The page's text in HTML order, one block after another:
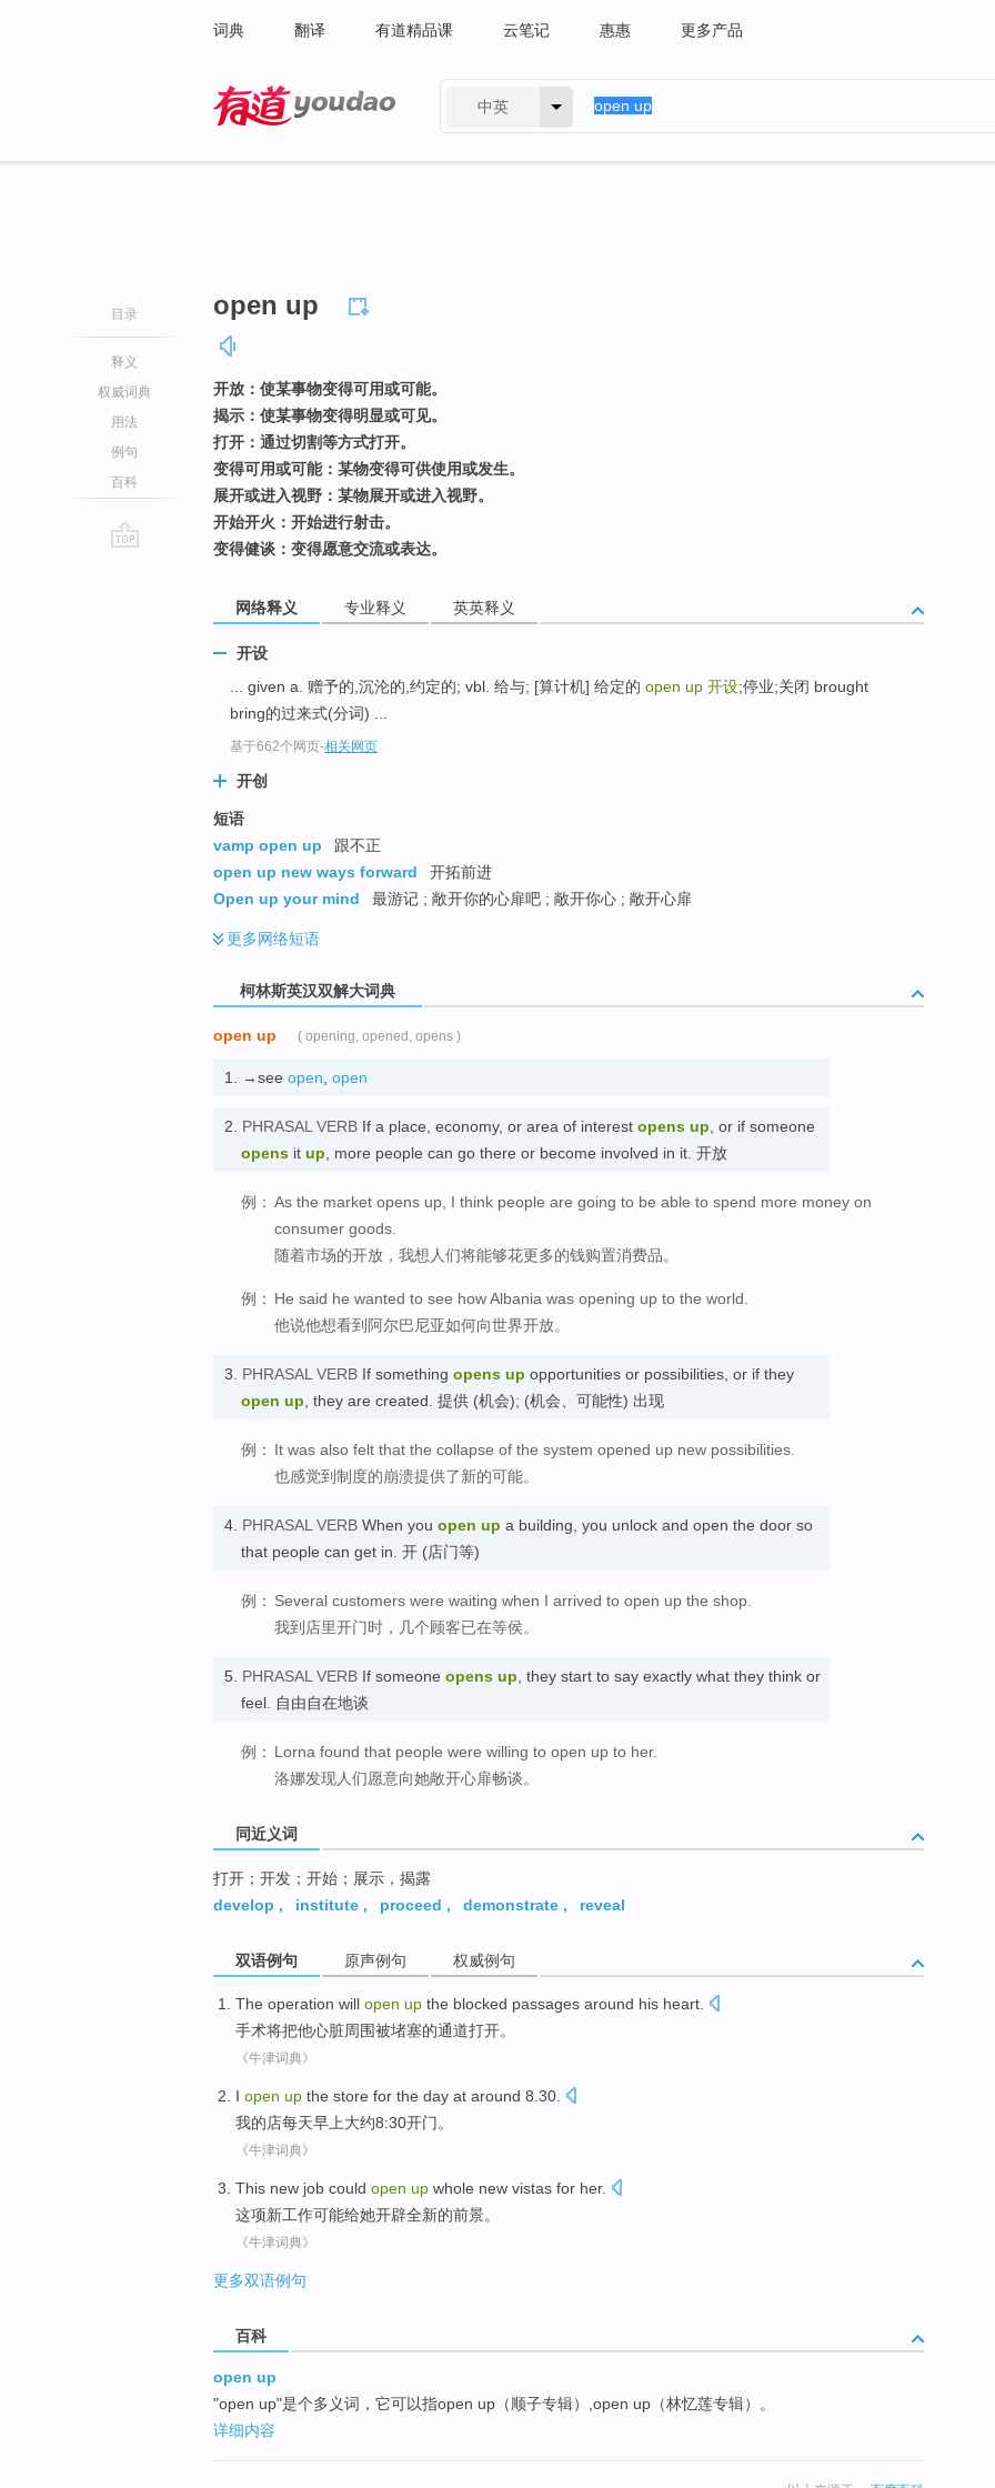
词典 翻译 有道精品课 云笔记 惠惠 更多产品
中英
目录
释义
权威词典
用法
例句
百科
open up
开放：使某事物变得可用或可能。
揭示：使某事物变得明显或可见。
打开：通过切割等方式打开。
变得可用或可能：某物变得可供使用或发生。
展开或进入视野：某物展开或进入视野。
开始开火：开始进行射击。
变得健谈：变得愿意交流或表达。
网络释义 专业释义 英英释义
开设
... given a. 赠予的,沉沦的,约定的; vbl. 给与; [算计机] 给定的 open up 开设;停业;关闭 brought
bring的过来式(分词) ...
基于662个网页-相关网页
开创
短语
vamp open up
跟不正
open up new ways forward
开拓前进
Open up your mind
最游记 ; 敞开你的心扉吧 ; 敞开你心 ; 敞开心扉
更多网络短语
柯林斯英汉双解大词典
open up ( opening, opened, opens )
1. →see open open
2. PHRASAL VERB If a place, economy, or area of interest opens up , or if someone
opens it up , more people can go there or become involved in it. 开放
例： As the market opens up, I think people are going to be able to spend more money on
consumer goods.
随着市场的开放，我想人们将能够花更多的钱购置消费品。
例： He said he wanted to see how Albania was opening up to the world.
他说他想看到阿尔巴尼亚如何向世界开放。
3. PHRASAL VERB If something opens up opportunities or possibilities, or if they
open up , they are created. 提供 (机会); (机会、可能性) 出现
例： It was also felt that the collapse of the system opened up new possibilities.
也感觉到制度的崩溃提供了新的可能。
4. PHRASAL VERB When you open up a building, you unlock and open the door so
that people can get in. 开 (店门等)
例： Several customers were waiting when I arrived to open up the shop.
我到店里开门时，几个顾客已在等侯。
5. PHRASAL VERB If someone opens up , they start to say exactly what they think or
feel. 自由自在地谈
例： Lorna found that people were willing to open up to her.
洛娜发现人们愿意向她敞开心扉畅谈。
同近义词
打开；开发；开始；展示，揭露
develop , institute , proceed , demonstrate , reveal
双语例句 原声例句 权威例句
The operation will open up the blocked passages around his heart.
手术将把他心脏周围被堵塞的通道打开。
《牛津词典》
I open up the store for the day at around 8.30.
我的店每天早上大约8:30开门。
《牛津词典》
This new job could open up whole new vistas for her.
这项新工作可能给她开辟全新的前景。
《牛津词典》
更多双语例句
百科
open up
"open up"是个多义词，它可以指open up（顺子专辑）,open up（林忆莲专辑）。
详细内容